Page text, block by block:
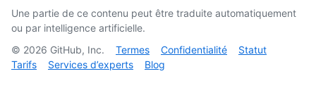
Une partie de ce contenu peut être traduite automatiquement
ou par intelligence artificielle.
© 2026 GitHub, Inc. Termes Confidentialité
Statut
Tarifs
Services d’experts Blog